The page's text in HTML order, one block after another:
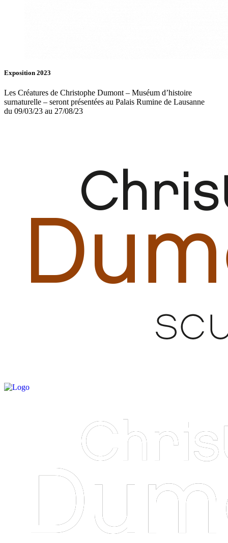
Exposition 2023
Les Créatures de Christophe Dumont – Muséum d’histoire
surnaturelle – seront présentées au Palais Rumine de Lausanne
du 09/03/23 au 27/08/23